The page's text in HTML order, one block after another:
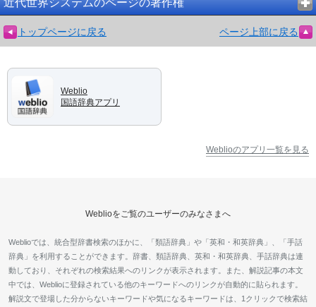
トップページに戻る ページ上部に戻る
Weblio
国語辞典アプリ
Weblioのアプリ一覧を見る
Weblioをご覧のユーザーのみなさまへ
Weblioでは、統合型辞書検索のほかに、「類語辞典」や「英和・和英辞典」、「手話
辞典」を利用することができます。辞書、類語辞典、英和・和英辞典、手話辞典は連
動しており、それぞれの検索結果へのリンクが表示されます。また、解説記事の本文
中では、Weblioに登録されている他のキーワードへのリンクが自動的に貼られます。
解説文で登場した分からないキーワードや気になるキーワードは、1クリックで検索結